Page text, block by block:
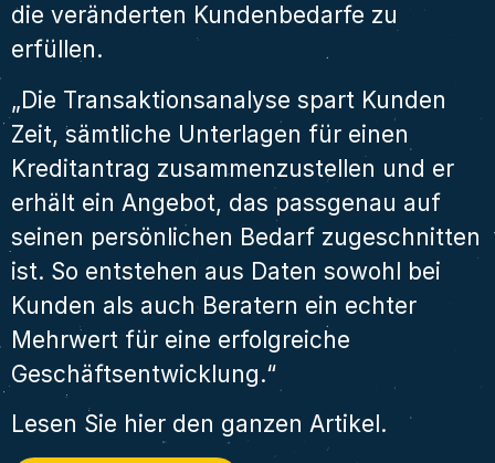
die veränderten Kundenbedarfe zu
erfüllen.
„Die Transaktionsanalyse spart Kunden
Zeit, sämtliche Unterlagen für einen
Kreditantrag zusammenzustellen und er
erhält ein Angebot, das passgenau auf
seinen persönlichen Bedarf zugeschnitten
ist. So entstehen aus Daten sowohl bei
Kunden als auch Beratern ein echter
Mehrwert für eine erfolgreiche
Geschäftsentwicklung.“
Lesen Sie hier den ganzen Artikel.